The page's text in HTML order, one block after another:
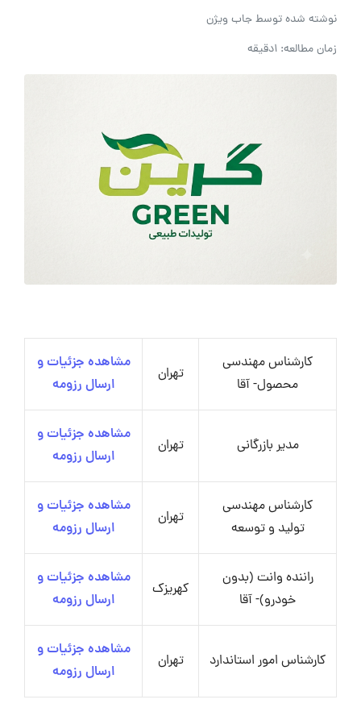
نوشته شده توسطجاب ویژن
زمان مطالعه: 1دقیقه
کارشناس مهندسی
محصول- آقا
تهران
مشاهده جزئیات و
ارسال رزومه
مدیر بازرگانی تهران
مشاهده جزئیات و
ارسال رزومه
کارشناس مهندسی
تولید و توسعه
تهران
مشاهده جزئیات و
ارسال رزومه
راننده وانت (بدون
خودرو)- آقا
کهریزک
مشاهده جزئیات و
ارسال رزومه
کارشناس امور استاندارد تهران
مشاهده جزئیات و
ارسال رزومه